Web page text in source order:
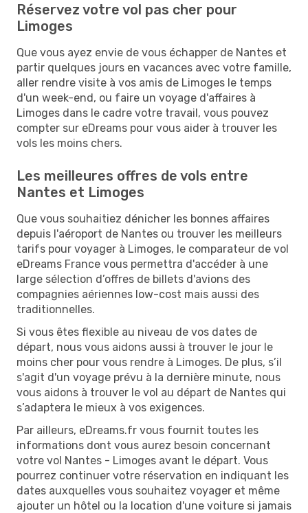
Réservez votre vol pas cher pour
Limoges
Que vous ayez envie de vous échapper de Nantes et
partir quelques jours en vacances avec votre famille,
aller rendre visite à vos amis de Limoges le temps
d'un week-end, ou faire un voyage d'affaires à
Limoges dans le cadre votre travail, vous pouvez
compter sur eDreams pour vous aider à trouver les
vols les moins chers.
Les meilleures offres de vols entre
Nantes et Limoges
Que vous souhaitiez dénicher les bonnes affaires
depuis l'aéroport de Nantes ou trouver les meilleurs
tarifs pour voyager à Limoges, le comparateur de vol
eDreams France vous permettra d'accéder à une
large sélection d’offres de billets d'avions des
compagnies aériennes low-cost mais aussi des
traditionnelles.
Si vous êtes flexible au niveau de vos dates de
départ, nous vous aidons aussi à trouver le jour le
moins cher pour vous rendre à Limoges. De plus, s’il
s'agit d'un voyage prévu à la dernière minute, nous
vous aidons à trouver le vol au départ de Nantes qui
s’adaptera le mieux à vos exigences.
Par ailleurs, eDreams.fr vous fournit toutes les
informations dont vous aurez besoin concernant
votre vol Nantes - Limoges avant le départ. Vous
pourrez continuer votre réservation en indiquant les
dates auxquelles vous souhaitez voyager et même
ajouter un hôtel ou la location d'une voiture si jamais